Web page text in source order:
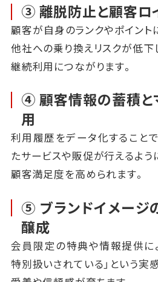
③ 離脱防止と顧客ロ
顧客が自身のランクやポイント
他社への乗り換えリスクが低下
継続利用につながります。
④ 顧客情報の蓄積と
用
利用履歴をデータ化すること
たサービスや販促が行えるよう
顧客満足度を高められます。
⑤ ブランドイメージ
醸成
会員限定の特典や情報提供に
特別扱いされている」という実